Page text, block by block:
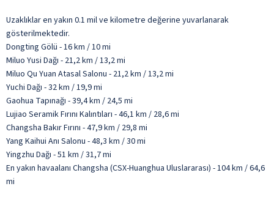
Uzaklıklar en yakın 0.1 mil ve kilometre değerine yuvarlanarak
gösterilmektedir.
Dongting Gölü - 16 km / 10 mi
Miluo Yusi Dağı - 21,2 km / 13,2 mi
Miluo Qu Yuan Atasal Salonu - 21,2 km / 13,2 mi
Yuchi Dağı - 32 km / 19,9 mi
Gaohua Tapınağı - 39,4 km / 24,5 mi
Lujiao Seramik Fırını Kalıntıları - 46,1 km / 28,6 mi
Changsha Bakır Fırını - 47,9 km / 29,8 mi
Yang Kaihui Anı Salonu - 48,3 km / 30 mi
Yingzhu Dağı - 51 km / 31,7 mi
En yakın havaalanı Changsha (CSX-Huanghua Uluslararası) - 104 km / 64,6
mi